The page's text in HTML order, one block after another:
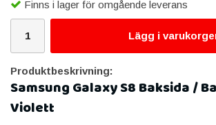
Finns i lager för omgående leverans
Lägg i
Produktbeskrivning:
Samsung Galaxy S8 Baksida /
Violett